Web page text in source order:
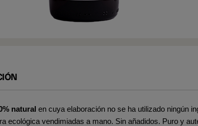
natural en cuya elaboración no se ha utilizado ningún
ecológica vendimiadas a mano. Sin añadidos. Puro y